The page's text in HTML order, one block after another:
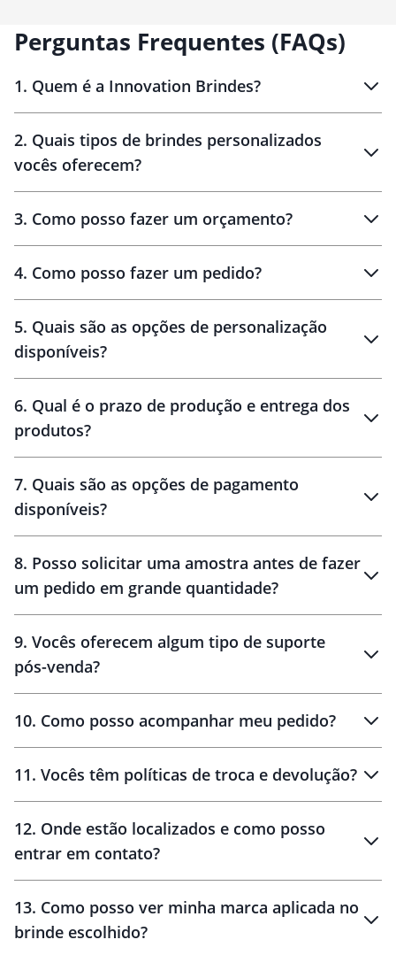
Perguntas Frequentes (FAQs)
1. Quem é a Innovation Brindes?
Brindes personalizados
2. Quais tipos de brindes personalizados
vocês oferecem?
personalizados
3. Como posso fazer um orçamento?
brinde
personalização
4. Como posso fazer um pedido?
amostra virtual
5. Quais são as opções de personalização
disponíveis?
6. Qual é o prazo de produção e entrega dos
produtos?
10 dias
brinde
48 horas
7. Quais são as opções de pagamento
disponíveis?
8. Posso solicitar uma amostra antes de fazer
um pedido em grande quantidade?
amostras
9. Vocês oferecem algum tipo de suporte
pós-venda?
10. Como posso acompanhar meu pedido?
11. Vocês têm políticas de troca e devolução?
30 dias
12. Onde estão localizados e como posso
entrar em contato?
13. Como posso ver minha marca aplicada no
brinde escolhido?